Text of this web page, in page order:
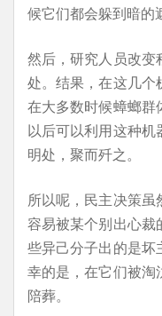
候它们都会躲到暗的
然后，研究人员改变
处。结果，在这几个
在大多数时候蟑螂群
以后可以利用这种
明处，聚而歼之。
所以呢，民主决策
容易被某个别出心裁
些异己分子出的是坏
幸的是，在它们被淘
陪葬。